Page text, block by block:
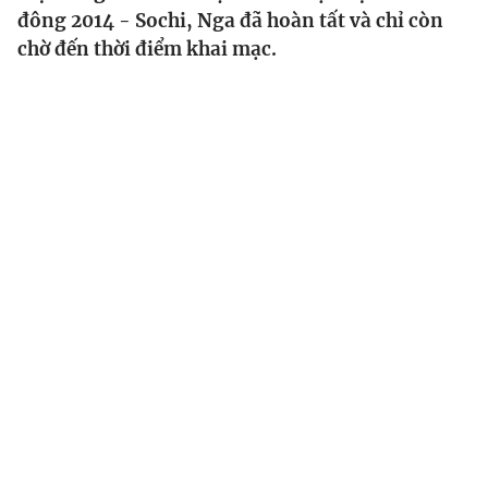
Chân dung
đông 2014 - Sochi, Nga đã hoàn tất và chỉ còn
chờ đến thời điểm khai mạc.